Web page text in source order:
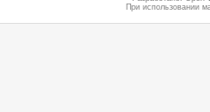
При использовании